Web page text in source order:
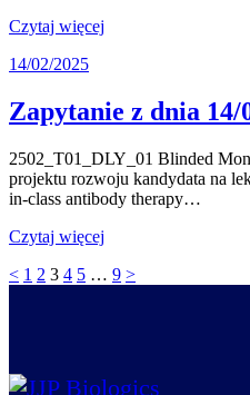
Czytaj więcej
14/02/2025
Zapytanie z dnia 14/
2502_T01_DLY_01 Blinded
projektu rozwoju kandydata na
in-class antibody therapy…
Czytaj więcej
Posts
< Page
1 Page
2 Page
3 Page
4 Page
5 … Page
9 >